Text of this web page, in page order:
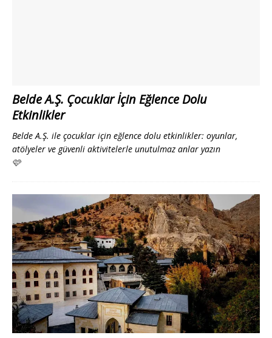
Belde A.Ş. Çocuklar İçin Eğlence Dolu
Etkinlikler
Belde A.Ş. ile çocuklar için eğlence dolu etkinlikler: oyunlar,
atölyeler ve güvenli aktivitelerle unutulmaz anlar yazın
🩷